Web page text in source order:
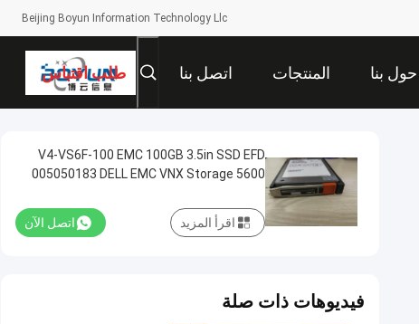
Beijing Boyun Information Technology Llc
حول بنا المنتجات اتصل بنا طلب اقتباس
V4-VS6F-100 EMC 100GB 3.5in SSD EFD
005050183 DELL EMC VNX Storage 5600
اتصل الآن اقرأ المزيد
فيديوهات ذات صلة